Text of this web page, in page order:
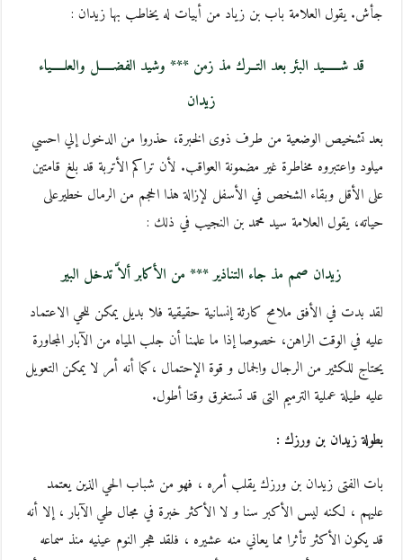
جأش. يقول العلامة باب بن زياد من أبيات له يخاطب بها زيدان :
قد شــــــيد البئر بعد التــرك مذ زمن *** وشيد الفضـــــل والعلـــــياء
زيدان
بعد تشخيص الوضعية من طرف ذوى الخبرة، حذروا من الدخول إلي احسي
ميلود واعتبروه مخاطرة غير مضمونة العواقب. لأن تراكم الأتربة قد بلغ قامتين
على الأقل وبقاء الشخص في الأسفل لإزالة هذا الحجم من الرمال خطيرعلى
حياته، يقول العلامة سيد محمد بن النجيب في ذلك :
زيدان صمم مذ جاء التناذير *** من الأكابر ألاَّ تدخل البير
لقد بدت في الأفق ملامح كارثة إنسانية حقيقية فلا بديل يمكن للحي الاعتماد
عليه في الوقت الراهن، خصوصا إذا ما علمنا أن جلب المياه من الآبار المجاورة
يحتاج للكثير من الرجال والجمال و قوة الإحتمال ،كما أنه أمر لا يمكن التعويل
عليه طيلة عملية الترميم التى قد تستغرق وقتا أطول.
بطولة زيدان بن ورزك :
بات الفتى زيدان بن ورزك يقلب أمره ، فهو من شباب الحي الذين يعتمد
عليهم ، لكنه ليس الأكبر سنا و لا الأكثر خبرة في مجال طي الآبار ، إلا أنه
قد يكون الأكثر تأثرا مما يعاني منه عشيره ، فلقد هجر النوم عينيه منذ سماعه